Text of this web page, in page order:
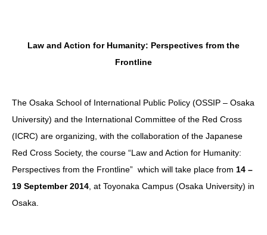
Law and Action for Humanity: Perspectives from the
Frontline
The Osaka School of International Public Policy (OSSIP – Osaka
University) and the International Committee of the Red Cross
(ICRC) are organizing, with the collaboration of the Japanese
Red Cross Society, the course “Law and Action for Humanity:
Perspectives from the Frontline” which will take place from 14 –
19 September 2014 , at Toyonaka Campus (Osaka University) in
Osaka.